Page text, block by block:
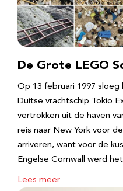
De Grote LEGO
Op 13 februari 1997
Duitse vrachtschip Tokio
vertrokken uit de haven
reis naar New York voor
arriveren, want voor de
Engelse Cornwall werd
Lees meer